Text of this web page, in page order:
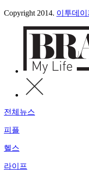
Copyright 2014. 이투데이
전체뉴스
피플
헬스
라이프